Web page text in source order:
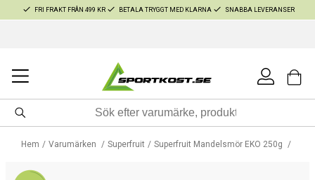
FRI FRAKT FRÅN 499 KR BETALA TRYGGT MED KLARNA SNABBA LEVERANSER
Hem Varumärken Superfruit Superfruit Mandelsmör EKO 250g